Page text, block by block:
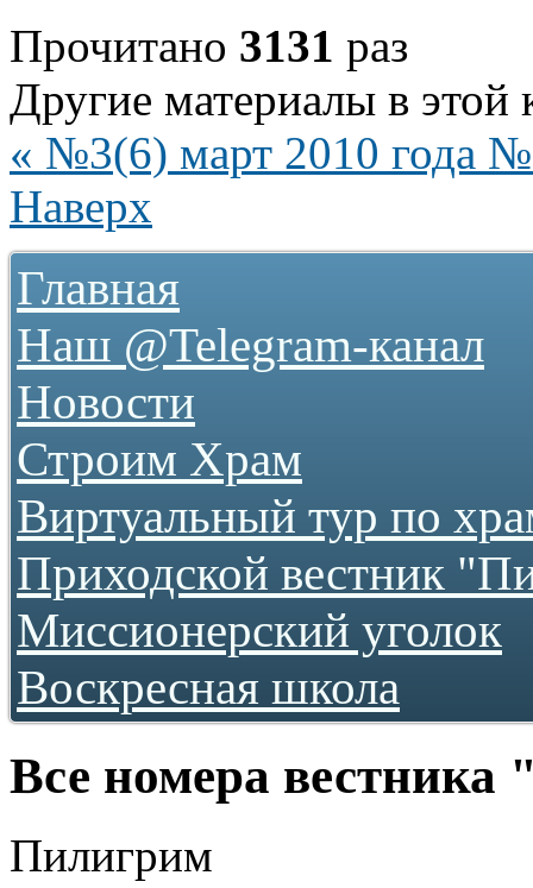
Прочитано 3131 раз
Другие материалы в этой
« №3(6) март 2010 года №
Наверх
Главная
Наш @Telegram-канал
Новости
Строим Храм
Как нас найти
Фотогалереи
...как все начиналось
2009
2011
2012
2016
2017
2020
2021
2024
Виртуальный тур по
Приходской вестник
Миссионерский уголок
Воскресная школа
Все номера
Пилигрим